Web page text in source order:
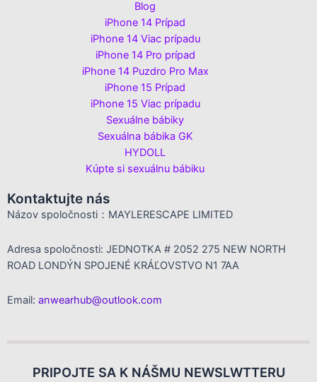
Blog
iPhone 14 Prípad
iPhone 14 Viac prípadu
iPhone 14 Pro prípad
iPhone 14 Puzdro Pro Max
iPhone 15 Prípad
iPhone 15 Viac prípadu
Sexuálne bábiky
Sexuálna bábika GK
HYDOLL
Kúpte si sexuálnu bábiku
Kontaktujte nás
Názov spoločnosti：MAYLERESCAPE LIMITED
Adresa spoločnosti: JEDNOTKA # 2052 275 NEW NORTH
ROAD LONDÝN SPOJENÉ KRÁĽOVSTVO N1 7AA
Email: anwearhub@outlook.com
PRIPOJTE SA K NÁŠMU NEWSLWTTERU